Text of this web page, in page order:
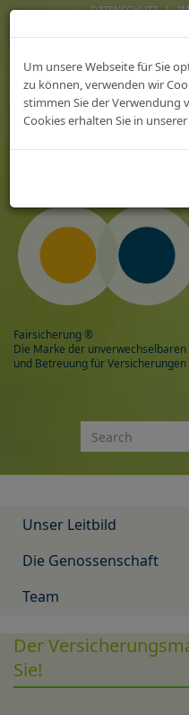
DATENSCHUTZ
heilWESEN
Das Beste
Fairsicherung ®
Die Marke der
und Betreuung für Versicherungen
Unser Leitbild
Die Genossenschaft
Team
Der
Sie!
Um unsere Webseite für Sie
zu können, verwenden wir
stimmen Sie der Verwendung
Cookies erhalten Sie in unserer